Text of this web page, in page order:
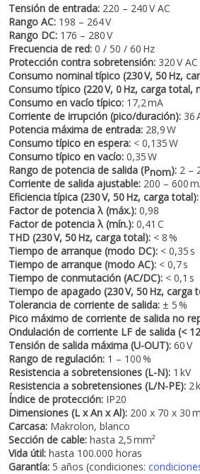
Tensión de entrada: 220 – 240 V AC
Rango AC: 198 – 264 V
Rango DC: 176 – 280 V
Frecuencia de red: 0 / 50 / 60 Hz
Protección contra sobretensión: 320 V
Consumo nominal típico (230 V, 50 Hz,
Consumo típico (220 V, 0 Hz, carga total,
Consumo en vacío típico: 17,2 mA
Corriente de irrupción (pico/duración): 36
Potencia máxima de entrada: 28,9 W
Consumo típico en espera: < 0,135 W
Consumo típico en vacío: 0,35 W
Rango de potencia de salida (Pnom): 2 –
Corriente de salida ajustable: 200 – 600
Eficiencia típica (230 V, 50 Hz, carga total):
Factor de potencia λ (máx.): 0,98
Factor de potencia λ (mín.): 0,41 C
THD (230 V, 50 Hz, carga total): < 8 %
Tiempo de arranque (modo DC): < 0,35 s
Tiempo de arranque (modo AC): < 0,7 s
Tiempo de conmutación (AC/DC): < 0,1 s
Tiempo de apagado (230 V, 50 Hz, carga
Tolerancia de corriente de salida: ± 5 %
Pico máximo de corriente de salida no
Ondulación de corriente LF de salida (<
Tensión de salida máxima (U-OUT): 60 V
Rango de regulación: 1 – 100 %
Resistencia a sobretensiones (L-N): 1 kV
Resistencia a sobretensiones (L/N-PE): 2
Índice de protección: IP20
Dimensiones (L x An x Al): 200 x 70 x 30
Carcasa: Makrolon, blanco
Sección de cable: hasta 2,5 mm²
Vida útil: hasta 100.000 horas
Garantía: 5 años (condiciones: